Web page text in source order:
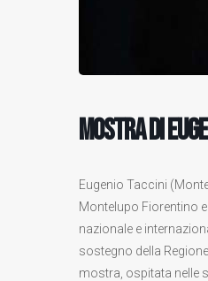
Mostra di
Eugenio Taccini
Montelupo Fiorentino
nazionale e
sostegno della
mostra, ospitata nelle